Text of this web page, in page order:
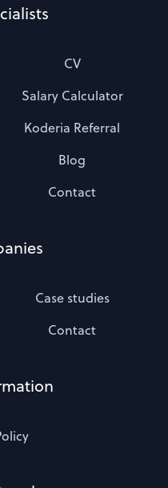
CV
Salary Calculator
Koderia Referral
Blog
Contact
Case studies
Contact